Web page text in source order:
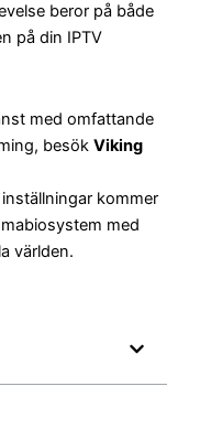
beror på både
på din IPTV
med omfattande
besök Viking
kommer
med
världen.